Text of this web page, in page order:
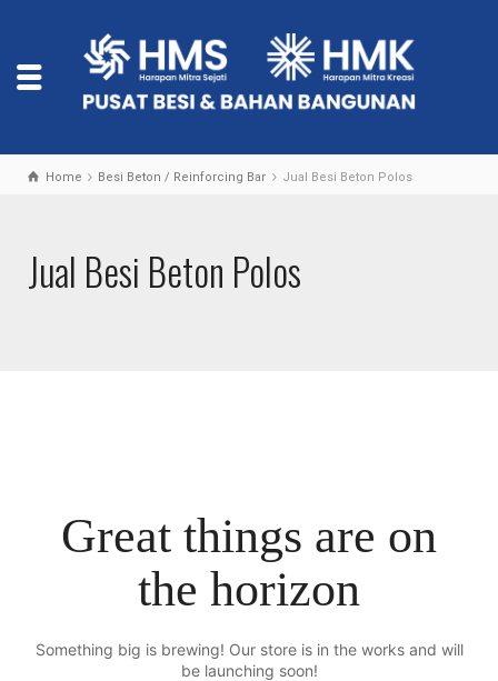
Home Besi Beton / Reinforcing Bar Jual Besi Beton Polos
Jual Besi Beton Polos
Great things are on
the horizon
Something big is brewing! Our store is in the works and will
be launching soon!